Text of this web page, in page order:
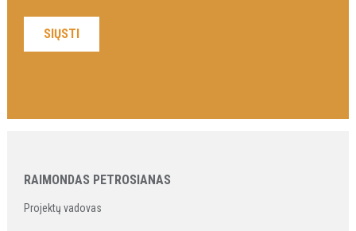
RAIMONDAS PETROSIANAS
Projektų vadovas